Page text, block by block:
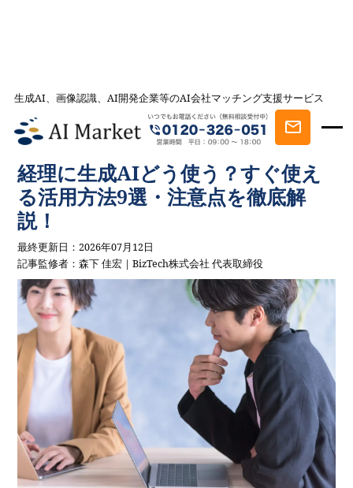
生成AI、画像認識、AI開発企業等のAI会社マッチング支援サービス
AI会社とのマッチングは AI Market
記事一覧
AI事例・AI活用法を探す
経理に生成AIどう使う？すぐ使え
る活用方法9選・注意点を徹底解説！
経理に生成AIどう使う？すぐ使え
る活用方法9選・注意点を徹底解
説！
最終更新日：2026年07月12日
記事監修者：森下 佳宏｜BizTech株式会社 代表取締役